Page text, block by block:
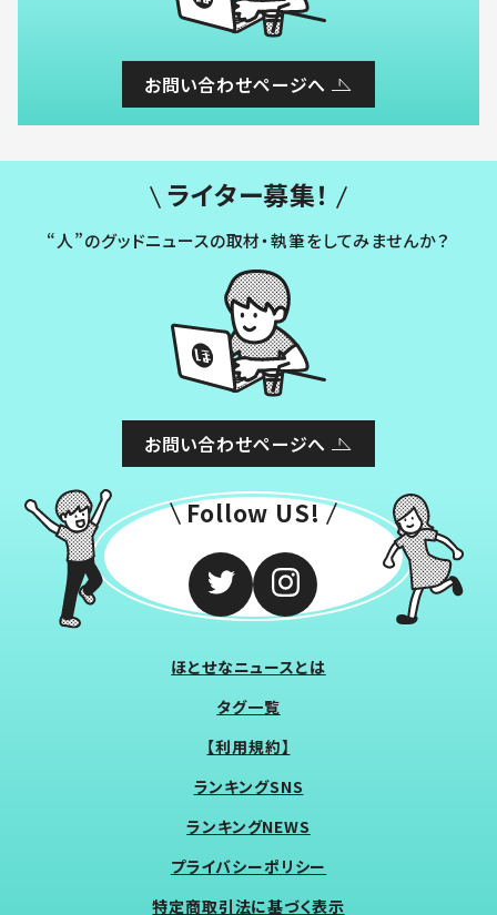
お問い合わせページへ
ライター募集！
“人”のグッドニュースの取材・執筆をしてみませんか？
お問い合わせページへ
Follow US!
ほとせなニュースとは
タグ一覧
【利用規約】
ランキングSNS
ランキングNEWS
プライバシーポリシー
特定商取引法に基づく表示